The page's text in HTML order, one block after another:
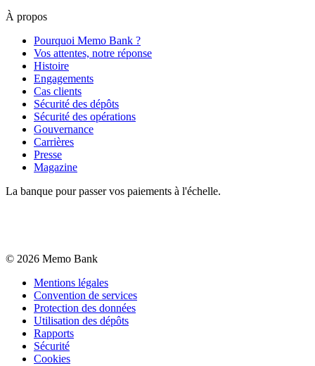
À propos
Pourquoi Memo Bank ?
Vos attentes, notre réponse
Histoire
Engagements
Cas clients
Sécurité des dépôts
Sécurité des opérations
Gouvernance
Carrières
Presse
Magazine
La banque pour passer vos paiements à l'échelle.
© 2026 Memo Bank
Mentions légales
Convention de services
Protection des données
Utilisation des dépôts
Rapports
Sécurité
Cookies